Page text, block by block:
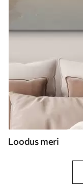
Loodus meri